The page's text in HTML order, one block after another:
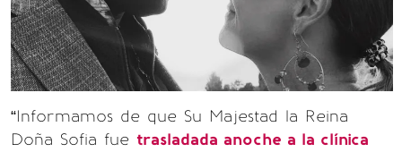
“Informamos de que Su Majestad la Reina
Doña Sofia fue trasladada anoche a la clínica